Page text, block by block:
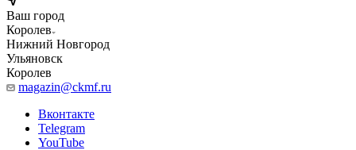
Ваш город
Королев
Нижний Новгород
Ульяновск
Королев
magazin@ckmf.ru
Вконтакте
Telegram
YouTube